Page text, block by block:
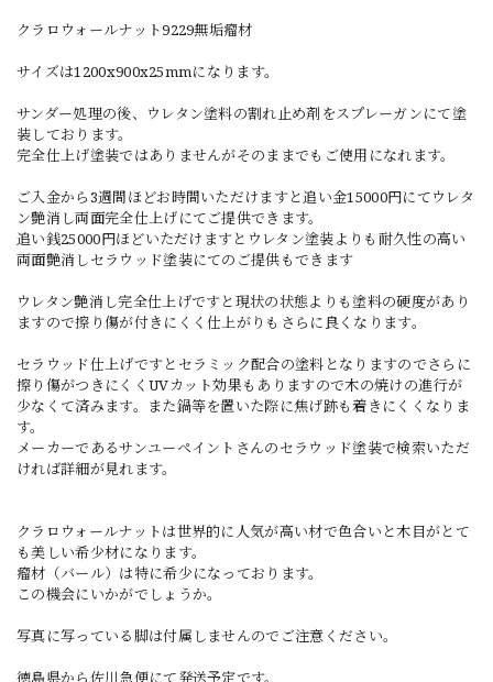
クラロウォールナット9229無垢瘤材
サイズは1200x900x25mmになります。
サンダー処理の後、ウレタン塗料の割れ止め剤をスプレーガンにて塗
装しております。
完全仕上げ塗装ではありませんがそのままでもご使用になれます。
ご入金から3週間ほどお時間いただけますと追い金15000円にてウレタ
ン艶消し両面完全仕上げにてご提供できます。
追い銭25000円ほどいただけますとウレタン塗装よりも耐久性の高い
両面艶消しセラウッド塗装にてのご提供もできます
ウレタン艶消し完全仕上げですと現状の状態よりも塗料の硬度があり
ますので擦り傷が付きにくく仕上がりもさらに良くなります。
セラウッド仕上げですとセラミック配合の塗料となりますのでさらに
擦り傷がつきにくくUVカット効果もありますので木の焼けの進行が
少なくて済みます。また鍋等を置いた際に焦げ跡も着きにくくなりま
す。
メーカーであるサンユーペイントさんのセラウッド塗装で検索いただ
ければ詳細が見れます。
クラロウォールナットは世界的に人気が高い材で色合いと木目がとて
も美しい希少材になります。
瘤材（バール）は特に希少になっております。
この機会にいかがでしょうか。
写真に写っている脚は付属しませんのでご注意ください。
徳島県から佐川急便にて発送予定です。